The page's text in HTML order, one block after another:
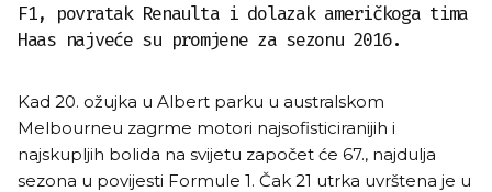
F1, povratak Renaulta i dolazak američkoga tima
Haas najveće su promjene za sezonu 2016.
Kad 20. ožujka u Albert parku u australskom
Melbourneu zagrme motori najsofisticiranijih i
najskupljih bolida na svijetu započet će 67., najdulja
sezona u povijesti Formule 1. Čak 21 utrka uvrštena je u